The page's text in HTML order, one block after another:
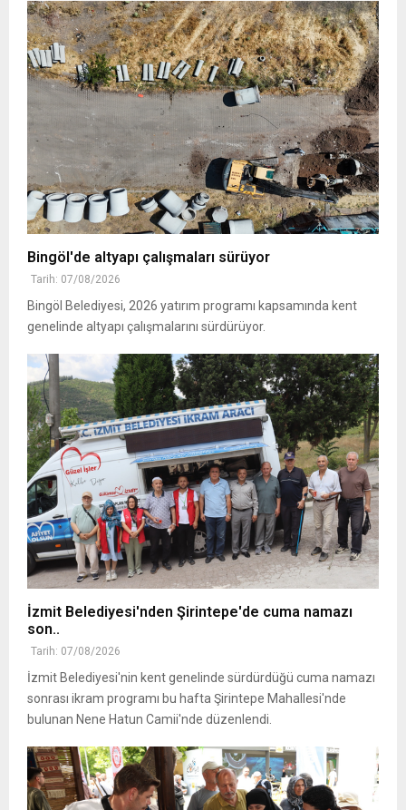
Bingöl'de altyapı çalışmaları sürüyor
Tarih: 07/08/2026
Bingöl Belediyesi, 2026 yatırım programı kapsamında kent
genelinde altyapı çalışmalarını sürdürüyor.
İzmit Belediyesi'nden Şirintepe'de cuma namazı
son..
Tarih: 07/08/2026
İzmit Belediyesi'nin kent genelinde sürdürdüğü cuma namazı
sonrası ikram programı bu hafta Şirintepe Mahallesi'nde
bulunan Nene Hatun Camii'nde düzenlendi.